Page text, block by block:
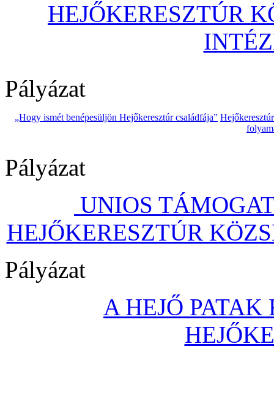
HEJŐKERESZTÚR
Pályázat
„Hogy ismét benépesüljön Hejőkeresztúr családfája”
Pályázat
UNIOS
HEJŐKERESZTÚR
Pályázat
A HEJŐ